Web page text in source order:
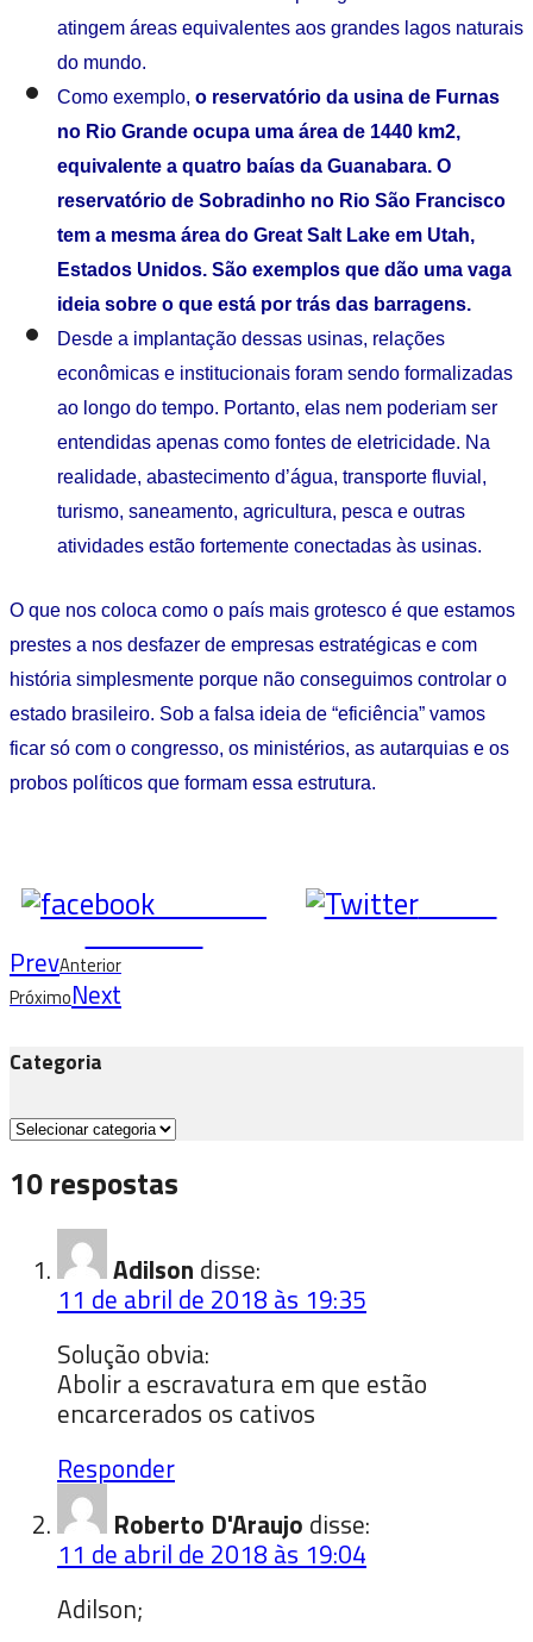
atingem áreas equivalentes aos grandes lagos naturais
do mundo.
Como exemplo, o reservatório da usina de Furnas
no Rio Grande ocupa uma área de 1440 km2,
equivalente a quatro baías da Guanabara. O
reservatório de Sobradinho no Rio São Francisco
tem a mesma área do Great Salt Lake em Utah,
Estados Unidos. São exemplos que dão uma vaga
ideia sobre o que está por trás das barragens.
Desde a implantação dessas usinas, relações
econômicas e institucionais foram sendo formalizadas
ao longo do tempo. Portanto, elas nem poderiam ser
entendidas apenas como fontes de eletricidade. Na
realidade, abastecimento d’água, transporte fluvial,
turismo, saneamento, agricultura, pesca e outras
atividades estão fortemente conectadas às usinas.
O que nos coloca como o país mais grotesco é que estamos
prestes a nos desfazer de empresas estratégicas e com
história simplesmente porque não conseguimos controlar o
estado brasileiro. Sob a falsa ideia de “eficiência” vamos
ficar só com o congresso, os ministérios, as autarquias e os
probos políticos que formam essa estrutura.
Facebook
Tweet
PrevAnterior
PróximoNext
Categoria
Categoria
10 respostas
Adilson disse:
11 de abril de 2018 às 19:35
Solução obvia:
Abolir a escravatura em que estão
encarcerados os cativos
Responder
Roberto D'Araujo disse:
11 de abril de 2018 às 19:04
Adilson;